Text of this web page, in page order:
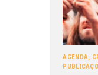
AGENDA,